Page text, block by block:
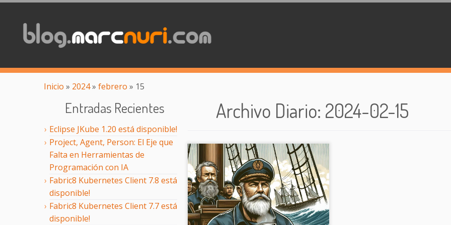
Inicio » 2024» febrero » 15
Entradas Recientes
Eclipse JKube 1.20 está disponible!
Project, Agent, Person: El Eje que
Falta en Herramientas de
Programación con IA
Fabric8 Kubernetes Client 7.8 está
disponible!
Fabric8 Kubernetes Client 7.7 está
disponible!
Archivo Diario: 2024-02-15